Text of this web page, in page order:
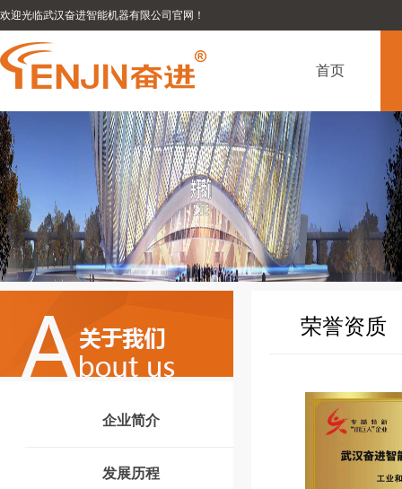
欢迎光临武汉奋进智能机器有限公司官网！
首页
企业简介
发展历程
荣誉资质